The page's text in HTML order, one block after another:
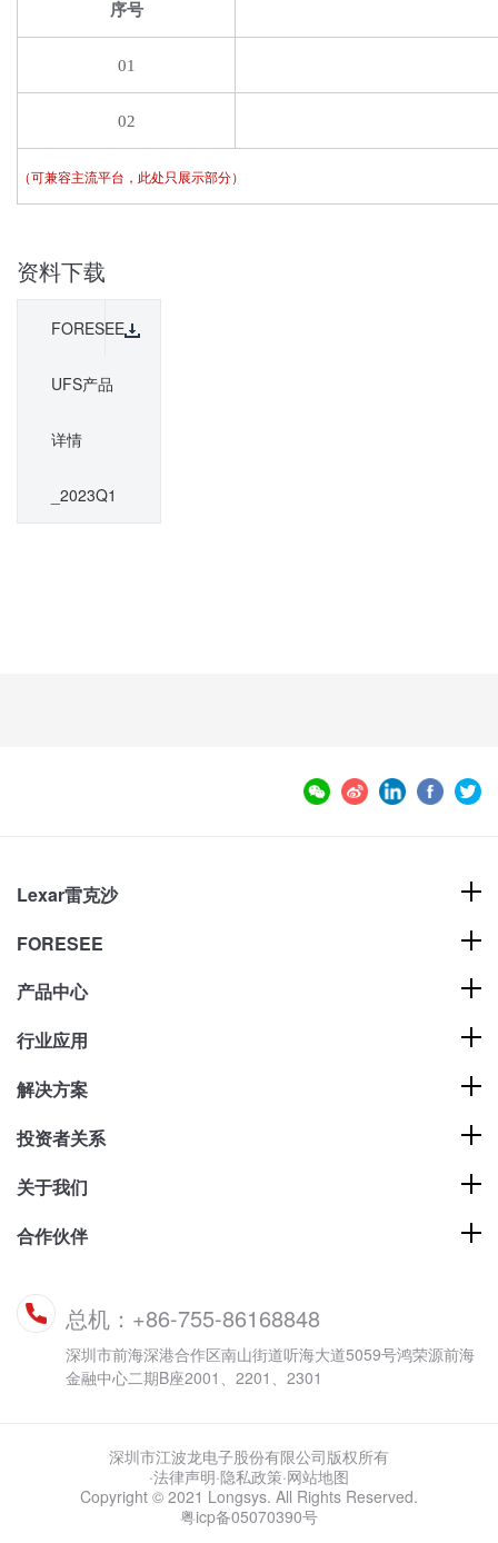
序号
01
02
（可兼容主流平台，此处只展示部分）
资料下载
FORESEE
UFS产品
详情
_2023Q1
Lexar雷克沙
FORESEE
产品中心
行业应用
解决方案
投资者关系
关于我们
合作伙伴
总机：+86-755-86168848
深圳市前海深港合作区南山街道听海大道5059号鸿荣源前海
金融中心二期B座2001、2201、2301
深圳市江波龙电子股份有限公司版权所有
·法律声明·隐私政策·网站地图
Copyright © 2021 Longsys. All Rights Reserved.
粤icp备05070390号